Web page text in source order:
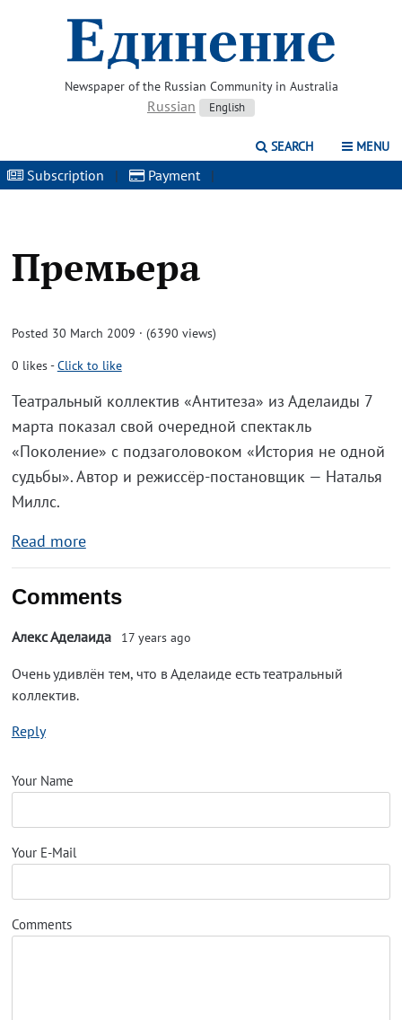
Newspaper of the Russian Community in Australia
Russian English
SEARCH MENU
Subscription | Payment |
Премьера
Posted 30 March 2009 · (6390 views)
0 likes-Click to like
Театральный коллектив «Антитеза» из Аделаиды 7
марта показал свой очередной спектакль
«Поколение» с подзаголовоком «История не одной
судьбы». Автор и режиссёр-постановщик — Наталья
Миллс.
Read more
Comments
Алекс Аделаида 17 years ago
Очень удивлён тем, что в Аделаиде есть театральный
коллектив.
Reply
Your Name
Your E-Mail
Comments